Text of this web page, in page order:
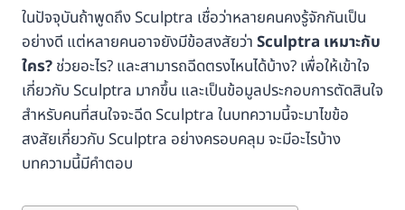
ในปัจจุบันถ้าพูดถึง Sculptra เชื่อว่าหลายคนคงรู้จักกันเป็น
อย่างดี แต่หลายคนอาจยังมีข้อสงสัยว่าSculptra เหมาะกับ
ใคร?ช่วยอะไร? และสามารถฉีดตรงไหนได้บ้าง? เพื่อให้เข้าใจ
เกี่ยวกับ Sculptra มากขึ้น และเป็นข้อมูลประกอบการตัดสินใจ
สำหรับคนที่สนใจจะฉีด Sculptra ในบทความนี้จะมาไขข้อ
สงสัยเกี่ยวกับ Sculptra อย่างครอบคลุม จะมีอะไรบ้าง
บทความนี้มีคำตอบ